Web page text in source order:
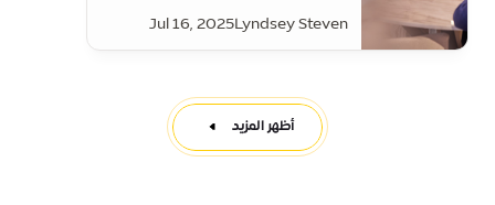
Lyndsey Steven
Jul 16, 2025
أظهر المزيد